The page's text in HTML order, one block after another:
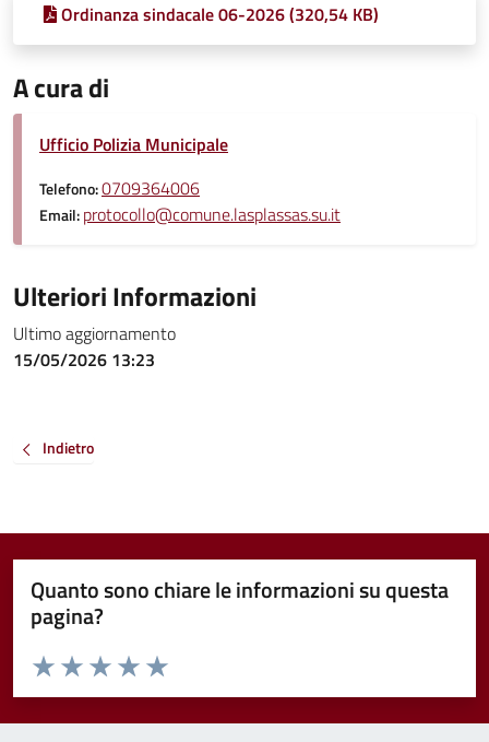
Ordinanza sindacale 06-2026 (320,54 KB)
A cura di
Ufficio Polizia Municipale
Telefono:0709364006
Email:protocollo@comune.lasplassas.su.it
Ulteriori Informazioni
Ultimo aggiornamento
15/05/2026 13:23
Indietro
Quanto sono chiare le informazioni su questa
pagina?
Valuta da 1 a 5 stelle la pagina
Valuta 5 stelle su 5
Valuta 4 stelle su 5
Valuta 3 stelle su 5
Valuta 2 stelle su 5
Valuta 1 stelle su 5